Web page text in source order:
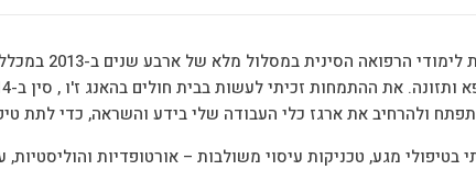
סיימתי
ולהרחיב את ארגז כלי העבודה שלי בידע והשראה, כדי לתת
בטיפולי מגע, טכניקות עיסוי משולבות – אורטופדיות